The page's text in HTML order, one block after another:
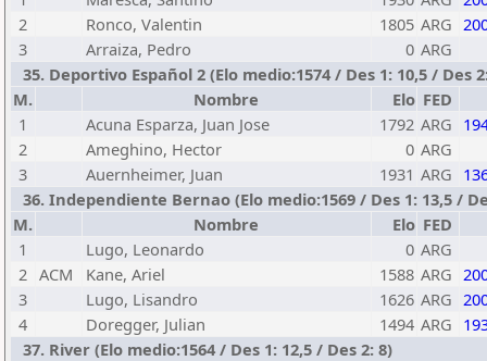
2
Ronco, Valentin 1805 ARG
3
Arraiza, Pedro 0 ARG
35. Deportivo Español 2 (Elo medio:1574 / Des 1: 10,5 / Des
M.
Nombre Elo FED
1
Acuna Esparza, Juan Jose 1792 ARG
2
Ameghino, Hector 0 ARG
3
Auernheimer, Juan 1931 ARG
36. Independiente Bernao (Elo medio:1569 / Des 1: 13,5 /
M.
Nombre Elo FED
1
Lugo, Leonardo 0 ARG
2 ACM Kane, Ariel 1588 ARG
3
Lugo, Lisandro 1626 ARG
4
Doregger, Julian 1494 ARG
37. River (Elo medio:1564 / Des 1: 12,5 / Des 2: 8)